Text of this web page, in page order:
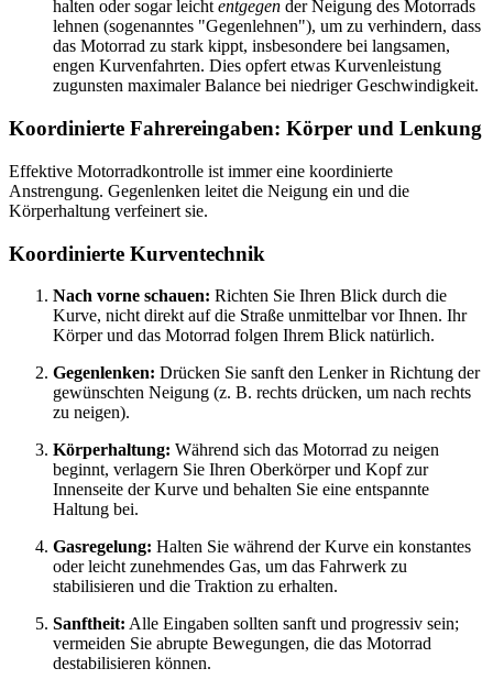
halten oder sogar leichtentgegen der Neigung des Motorrads
lehnen (sogenanntes "Gegenlehnen"), um zu verhindern, dass
das Motorrad zu stark kippt, insbesondere bei langsamen,
engen Kurvenfahrten. Dies opfert etwas Kurvenleistung
zugunsten maximaler Balance bei niedriger Geschwindigkeit.
Koordinierte Fahrereingaben: Körper und Lenkung
Effektive Motorradkontrolle ist immer eine koordinierte
Anstrengung. Gegenlenken leitet die Neigung ein und die
Körperhaltung verfeinert sie.
Koordinierte Kurventechnik
Nach vorne schauen: Richten Sie Ihren Blick durch die
Kurve, nicht direkt auf die Straße unmittelbar vor Ihnen. Ihr
Körper und das Motorrad folgen Ihrem Blick natürlich.
Gegenlenken: Drücken Sie sanft den Lenker in Richtung der
gewünschten Neigung (z. B. rechts drücken, um nach rechts
zu neigen).
Körperhaltung: Während sich das Motorrad zu neigen
beginnt, verlagern Sie Ihren Oberkörper und Kopf zur
Innenseite der Kurve und behalten Sie eine entspannte
Haltung bei.
Gasregelung: Halten Sie während der Kurve ein konstantes
oder leicht zunehmendes Gas, um das Fahrwerk zu
stabilisieren und die Traktion zu erhalten.
Sanftheit: Alle Eingaben sollten sanft und progressiv sein;
vermeiden Sie abrupte Bewegungen, die das Motorrad
destabilisieren können.